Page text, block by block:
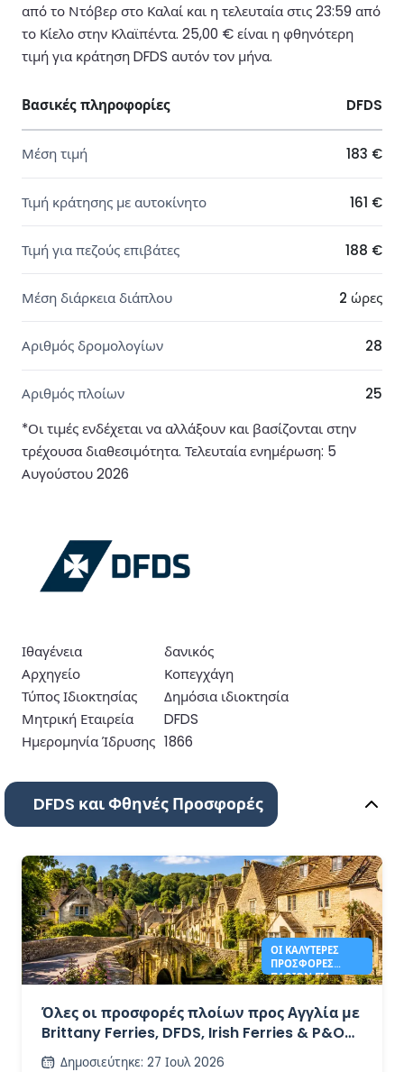
από το Ντόβερ στο Καλαί και η τελευταία στις 23:59 από
το Κίελο στην Κλαϊπέντα. 25,00 € είναι η φθηνότερη
τιμή για κράτηση DFDS αυτόν τον μήνα.
Βασικές πληροφορίες DFDS
Μέση τιμή 183 €
Τιμή κράτησης με αυτοκίνητο 161 €
Τιμή για πεζούς επιβάτες 188 €
Μέση διάρκεια διάπλου 2 ώρες
Αριθμός δρομολογίων 28
Αριθμός πλοίων
25
*Οι τιμές ενδέχεται να αλλάξουν και βασίζονται στην
τρέχουσα διαθεσιμότητα. Τελευταία ενημέρωση: 5
Αυγούστου 2026
Ιθαγένεια
δανικός
Αρχηγείο
Κοπεγχάγη
Τύπος Ιδιοκτησίας
Δημόσια ιδιοκτησία
Μητρική Εταιρεία
DFDS
Ημερομηνία Ίδρυσης 1866
DFDS και Φθηνές Προσφορές
ΟΙ ΚΑΛΎΤΕΡΕΣ
ΠΡΟΣΦΟΡΈΣ
ΠΛΟΊΩΝ ΓΙΑ
ΑΠΌ 41€
Όλες οι προσφορές πλοίων προς Αγγλία με
Brittany Ferries, DFDS, Irish Ferries & P&O
Ferries – από 41€
Δημοσιεύτηκε: 27 Ιουλ 2026